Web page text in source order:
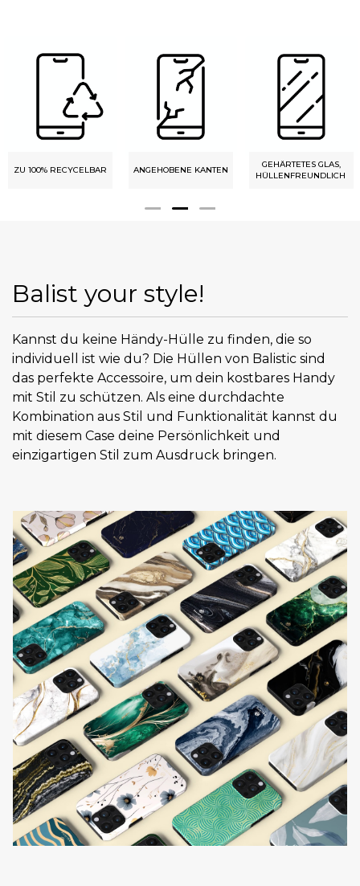
ZU 100% RECYCELBAR ANGEHOBENE KANTEN
GEHÄRTETES GLAS,
HÜLLENFREUNDLICH
Balist your style!
Kannst du keine Händy-Hülle zu finden, die so
individuell ist wie du? Die Hüllen von Balistic sind
das perfekte Accessoire, um dein kostbares Handy
mit Stil zu schützen. Als eine durchdachte
Kombination aus Stil und Funktionalität kannst du
mit diesem Case deine Persönlichkeit und
einzigartigen Stil zum Ausdruck bringen.